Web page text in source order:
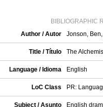
BIBLIOGRAPHIC
Author / Autor
Jonson,
Title / Título The
Language / Idioma English
LoC Class PR:
Subject / Asunto English